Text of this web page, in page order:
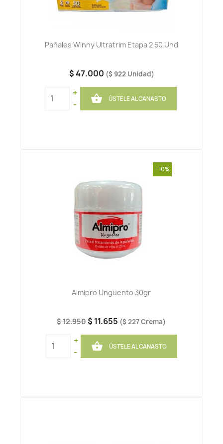
Pañales Winny Ultratrim Etapa 2 50 Und
$ 47.000 ($ 922 Unidad)
+
-
 ÚSTELE AL CANASTO
Almipro Ungüento 30gr
$ 12.950$ 11.655 ($ 227 Crema)
+
-
 ÚSTELE AL CANASTO
-10%